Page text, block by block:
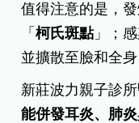
值得注意的是，
「柯氏斑點」；
並擴散至臉和全身
新莊波力親子診
能併發耳炎、肺